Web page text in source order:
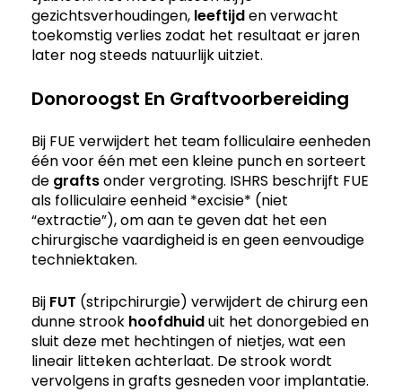
gezichtsverhoudingen, leeftijden verwacht
toekomstig verlies zodat het resultaat er jaren
later nog steeds natuurlijk uitziet.
Donoroogst En Graftvoorbereiding
Bij FUE verwijdert het team folliculaire eenheden
één voor één met een kleine punch en sorteert
de graftsonder vergroting. ISHRS beschrijft FUE
als folliculaire eenheid *excisie* (niet
“extractie”), om aan te geven dat het een
chirurgische vaardigheid is en geen eenvoudige
techniektaken.
Bij FUT (stripchirurgie) verwijdert de chirurg een
dunne strook hoofdhuiduit het donorgebied en
sluit deze met hechtingen of nietjes, wat een
lineair litteken achterlaat. De strook wordt
vervolgens in grafts gesneden voor implantatie.